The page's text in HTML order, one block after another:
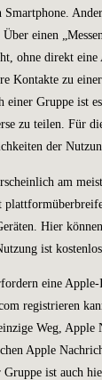
Smartphone.
einen
ohne direkt
Kontakte zu
einer Gruppe ist
zu teilen. Für
der
am
Hier
ist kostenlos.
eine
registrieren
Weg, Apple
Apple
ist auch